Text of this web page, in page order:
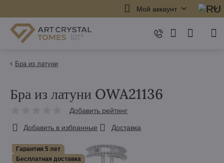
Мой аккаунт
Бра из латуни
Гарантия 5 лет
Бесплатная доставка
Бра из латуни OWA21136
Добавить рейтинг
Добавить в избранные Доставка